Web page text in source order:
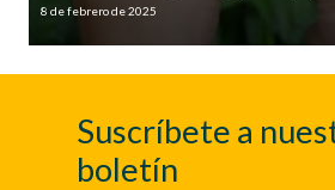
8 de febrero de 2025
Suscríbete a
boletín